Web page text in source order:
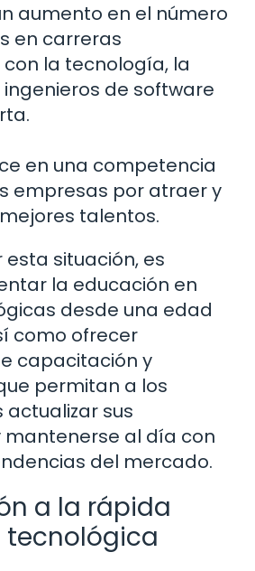
aumento en el número
en carreras
la tecnología, la
de software
en una competencia
empresas por atraer y
talentos.
situación, es
la educación en
desde una edad
como ofrecer
capacitación y
permitan a los
actualizar sus
mantenerse al día con
del mercado.
a la rápida
tecnológica